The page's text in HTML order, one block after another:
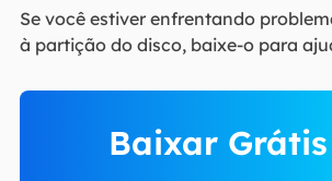
Se você estiver enfrentando
à partição do disco, baixe-o para
Baixar Grátis